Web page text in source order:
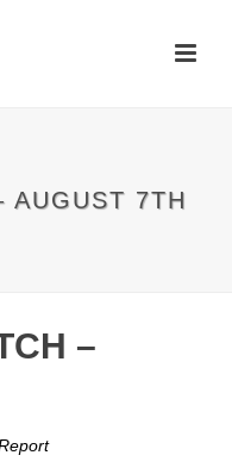
AUGUST 7TH
–